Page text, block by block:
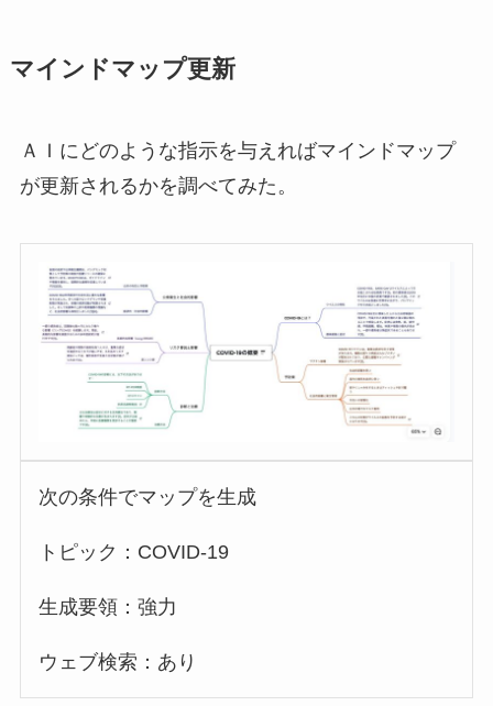
マインドマップ更新
ＡＩにどのような指示を与えればマインドマップ
が更新されるかを調べてみた。
次の条件でマップを生成
トピック：COVID-19
生成要領：強力
ウェブ検索：あり